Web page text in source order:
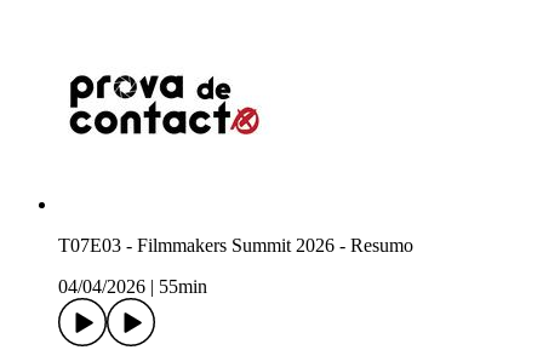
T07E03 - Filmmakers Summit 2026 - Resumo
04/04/2026
55min